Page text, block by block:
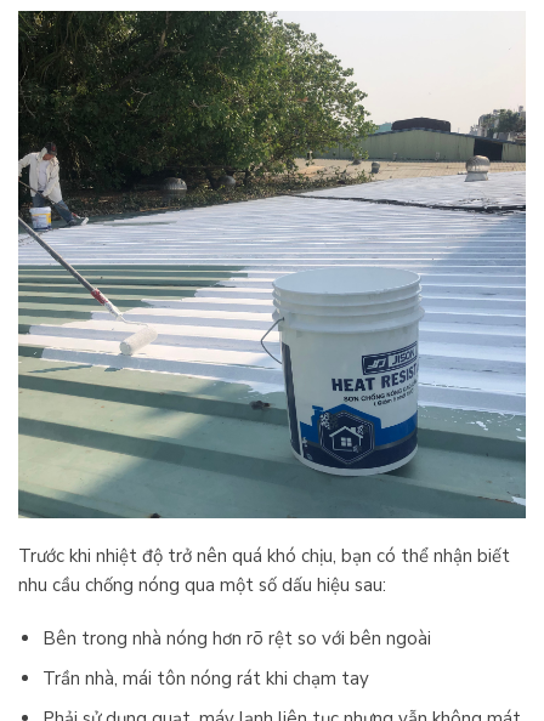
Trước khi nhiệt độ trở nên quá khó chịu, bạn có thể nhận biết
nhu cầu chống nóng qua một số dấu hiệu sau:
Bên trong nhà nóng hơn rõ rệt so với bên ngoài
Trần nhà, mái tôn nóng rát khi chạm tay